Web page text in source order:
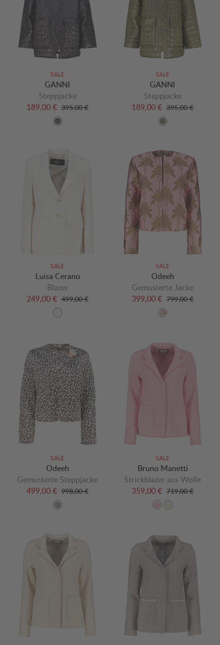
SALE
GANNI
Steppjacke
189,00 € 395,00 €
SALE
GANNI
Steppjacke
189,00 € 395,00 €
SALE
Luisa Cerano
Blazer
249,00 € 499,00 €
SALE
Odeeh
Gemusterte Jacke
399,00 € 799,00 €
SALE
Odeeh
Gemusterte Steppjacke
499,00 € 998,00 €
SALE
Bruno Manetti
Strickblazer aus Wolle
359,00 € 719,00 €